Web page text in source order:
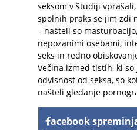
seksom v študiji
spolnih praks se jim zdi
– našteli so
nepozanimi osebami,
seks in redno
Večina izmed tistih, ki
odvisnost od seksa, so
našteli gledanje
acebook